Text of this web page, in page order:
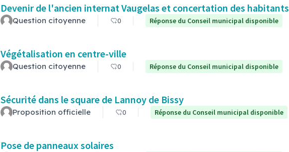
Devenir de l'ancien internat Vaugelas et concertation des habitants
Question citoyenne 0 Réponse du Conseil municipal disponible
Végétalisation en centre-ville
Question citoyenne 0 Réponse du Conseil municipal disponible
Sécurité dans le square de Lannoy de Bissy
Proposition officielle 0 Réponse du Conseil municipal disponible
Pose de panneaux solaires